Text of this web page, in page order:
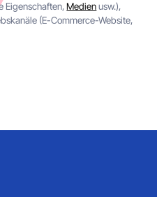
Eigenschaften,Medienusw.),
(E-Commerce-Website,